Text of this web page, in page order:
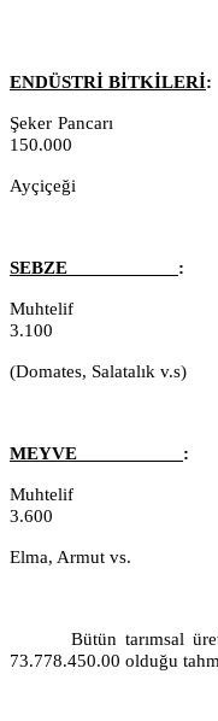
ENDÜSTRİ BİTKİLERİ:
Şeker Pancarı
150.000
Ayçiçeği
SEBZE :
Muhtelif
3.100
(Domates, Salatalık v.s)
MEYVE :
Muhtelif
3.600
Elma, Armut vs.
Bütün tarımsal
73.778.450.00 olduğu